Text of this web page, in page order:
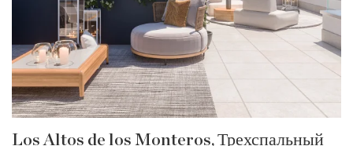
Los Altos de los Monteros, Трехспальный